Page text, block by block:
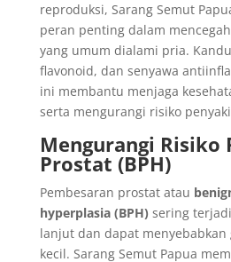
reproduksi, Sarang Semut
peran penting dalam
yang umum dialami pria.
flavonoid, dan senyawa
ini membantu menjaga
serta mengurangi risiko
Mengurangi Risiko
Prostat (BPH)
Pembesaran prostat atau
hyperplasia (BPH) sering
lanjut dan dapat
kecil. Sarang Semut Papua